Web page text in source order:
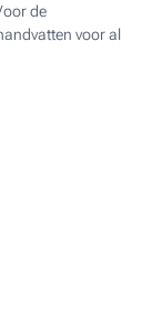
de
voor al